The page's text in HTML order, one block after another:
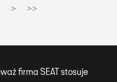
> >>
firma SEAT stosuje